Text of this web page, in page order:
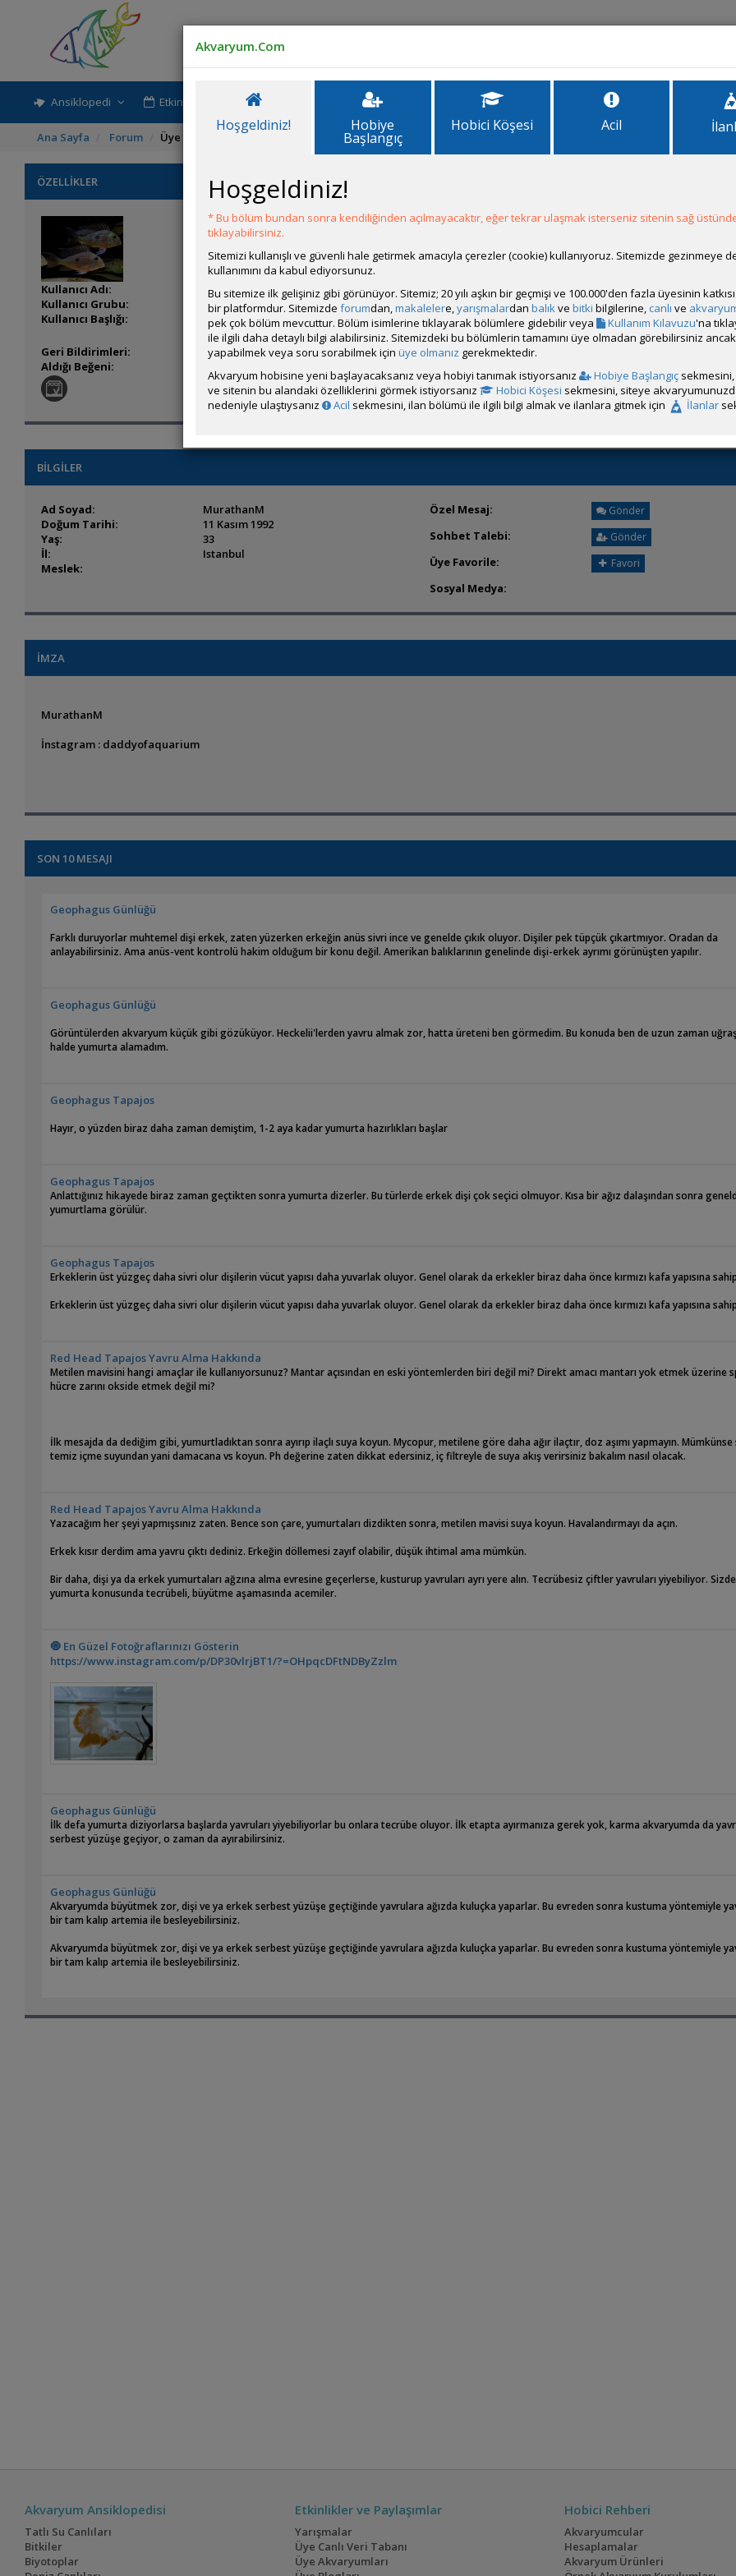
Ansiklopedi Etkinlik-Paylaşım İlanlar Forum
Ana Sayfa Forum Üye Profili
ÖZELLİKLER
Kullanıcı Adı:
MurathanM
Kullanıcı Grubu:
Forum Özel Üyesi
Kullanıcı Başlığı:
x3 x2
Geri Bildirimleri:
8 adet mevcut.
Aldığı Beğeni:
Hesap Durumu:
Aktif
Üyelik Tarihi:
12 Mart 2013 00:48
Paylaşım Sayisı:
5 (Son 6 Ay)
İlan Sayisı:
2
Üyenin Mesaj ve İlanlarını Gör
Üyenin Açtığı Konuları Gör
Üyenin ÖM Engelini Kaldır
BİLGİLER
Ad Soyad:
MurathanM
Doğum Tarihi:
11 Kasım 1992
Yaş:
33
İl:
Istanbul
Meslek:
Özel Mesaj: Gönder
Sohbet Talebi: Gönder
Üye Favorile: Favori
Sosyal Medya:
İMZA
MurathanM
İnstagram : daddyofaquarium
SON 10 MESAJI
Geophagus Günlüğü
Farklı duruyorlar muhtemel dişi erkek, zaten yüzerken erkeğin anüs sivri ince ve genelde çıkık oluyor. Dişiler pek tüpçük çıkartmıyor. Oradan da
anlayabilirsiniz. Ama anüs-vent kontrolü hakim olduğum bir konu değil. Amerikan balıklarının genelinde dişi-erkek ayrımı görünüşten yapılır.
Geophagus Günlüğü
Görüntülerden akvaryum küçük gibi gözüküyor. Heckelii'lerden yavru almak zor, hatta üreteni ben görmedim. Bu konuda ben de uzun zaman
halde yumurta alamadım.
Geophagus Tapajos
Hayır, o yüzden biraz daha zaman demiştim, 1-2 aya kadar yumurta hazırlıkları başlar
Geophagus Tapajos
Anlattığınız hikayede biraz zaman geçtikten sonra yumurta dizerler. Bu türlerde erkek dişi çok seçici olmuyor. Kısa bir ağız dalaşından sonra
yumurtlama görülür.
Geophagus Tapajos
Erkeklerin üst yüzgeç daha sivri olur dişilerin vücut yapısı daha yuvarlak oluyor. Genel olarak da erkekler biraz daha önce kırmızı kafa yapısına
Erkeklerin üst yüzgeç daha sivri olur dişilerin vücut yapısı daha yuvarlak oluyor. Genel olarak da erkekler biraz daha önce kırmızı kafa yapısına
Red Head Tapajos Yavru Alma Hakkında
Metilen mavisini hangi amaçlar ile kullanıyorsunuz? Mantar açısından en eski yöntemlerden biri değil mi? Direkt amacı mantarı yok etmek üzerine
hücre zarını okside etmek değil mi?
İlk mesajda da dediğim gibi, yumurtladıktan sonra ayırıp ilaçlı suya koyun. Mycopur, metilene göre daha ağır ilaçtır, doz aşımı yapmayın. Mümkünse
temiz içme suyundan yani damacana vs koyun. Ph değerine zaten dikkat edersiniz, iç filtreyle de suya akış verirsiniz bakalım nasıl olacak.
Red Head Tapajos Yavru Alma Hakkında
Yazacağım her şeyi yapmışsınız zaten. Bence son çare, yumurtaları dizdikten sonra, metilen mavisi suya koyun. Havalandırmayı da açın.
Erkek kısır derdim ama yavru çıktı dediniz. Erkeğin döllemesi zayıf olabilir, düşük ihtimal ama mümkün.
Bir daha, dişi ya da erkek yumurtaları ağzına alma evresine geçerlerse, kusturup yavruları ayrı yere alın. Tecrübesiz çiftler yavruları yiyebiliyor.
yumurta konusunda tecrübeli, büyütme aşamasında acemiler.
🧿 En Güzel Fotoğraflarınızı Gösterin
https://www.instagram.com/p/DP30vlrjBT1/?=OHpqcDFtNDByZzlm
Geophagus Günlüğü
İlk defa yumurta diziyorlarsa başlarda yavruları yiyebiliyorlar bu onlara tecrübe oluyor. İlk etapta ayırmanıza gerek yok, karma akvaryumda da
serbest yüzüşe geçiyor, o zaman da ayırabilirsiniz.
Geophagus Günlüğü
Akvaryumda büyütmek zor, dişi ve ya erkek serbest yüzüşe geçtiğinde yavrulara ağızda kuluçka yaparlar. Bu evreden sonra kustuma yöntemiyle
bir tam kalıp artemia ile besleyebilirsiniz.
Akvaryumda büyütmek zor, dişi ve ya erkek serbest yüzüşe geçtiğinde yavrulara ağızda kuluçka yaparlar. Bu evreden sonra kustuma yöntemiyle
bir tam kalıp artemia ile besleyebilirsiniz.
Akvaryum Ansiklopedisi
Tatlı Su Canlıları
Bitkiler
Biyotoplar
Etkinlikler ve Paylaşımlar
Yarışmalar
Üye Canlı Veri Tabanı
Üye Akvaryumları
Hobici Rehberi
Akvaryumcular
Hesaplamalar
Akvaryum Ürünleri
Akvaryum.Com
Hoşgeldiniz! Hobiye
Başlangıç
Hobici Köşesi Acil
Hoşgeldiniz!
* Bu bölüm bundan sonra kendiliğinden açılmayacaktır, eğer tekrar ulaşmak isterseniz sitenin sağ
tıklayabilirsiniz.
Sitemizi kullanışlı ve güvenli hale getirmek amacıyla çerezler (cookie) kullanıyoruz. Sitemizde gezinmeye
kullanımını da kabul ediyorsunuz.
Bu sitemize ilk gelişiniz gibi görünüyor. Sitemiz; 20 yılı aşkın bir geçmişi ve 100.000'den fazla üyesinin
bir platformdur. Sitemizde forumdan,makalelere,yarışmalardan balıkve bitki bilgilerine, canlı ve
pek çok bölüm mevcuttur. Bölüm isimlerine tıklayarak bölümlere gidebilir veya
Kullanım Kılavuzu'na
ile ilgili daha detaylı bilgi alabilirsiniz. Sitemizdeki bu bölümlerin tamamını üye olmadan görebilirsiniz
yapabilmek veya soru sorabilmek için üye olmanız gerekmektedir.
Akvaryum hobisine yeni başlayacaksanız veya hobiyi tanımak istiyorsanız
Hobiye Başlangıç
ve sitenin bu alandaki özelliklerini görmek istiyorsanız
Hobici Köşesi sekmesini, siteye
nedeniyle ulaştıysanız
Acil sekmesini, ilan bölümü ile ilgili bilgi almak ve ilanlara gitmek için İlanlar